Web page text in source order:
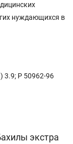
нуждающихся в
3.9; Р 50962-96
экстра